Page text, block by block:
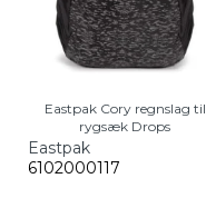
Eastpak Cory regnslag til
rygsæk Drops
Eastpak
6102000117